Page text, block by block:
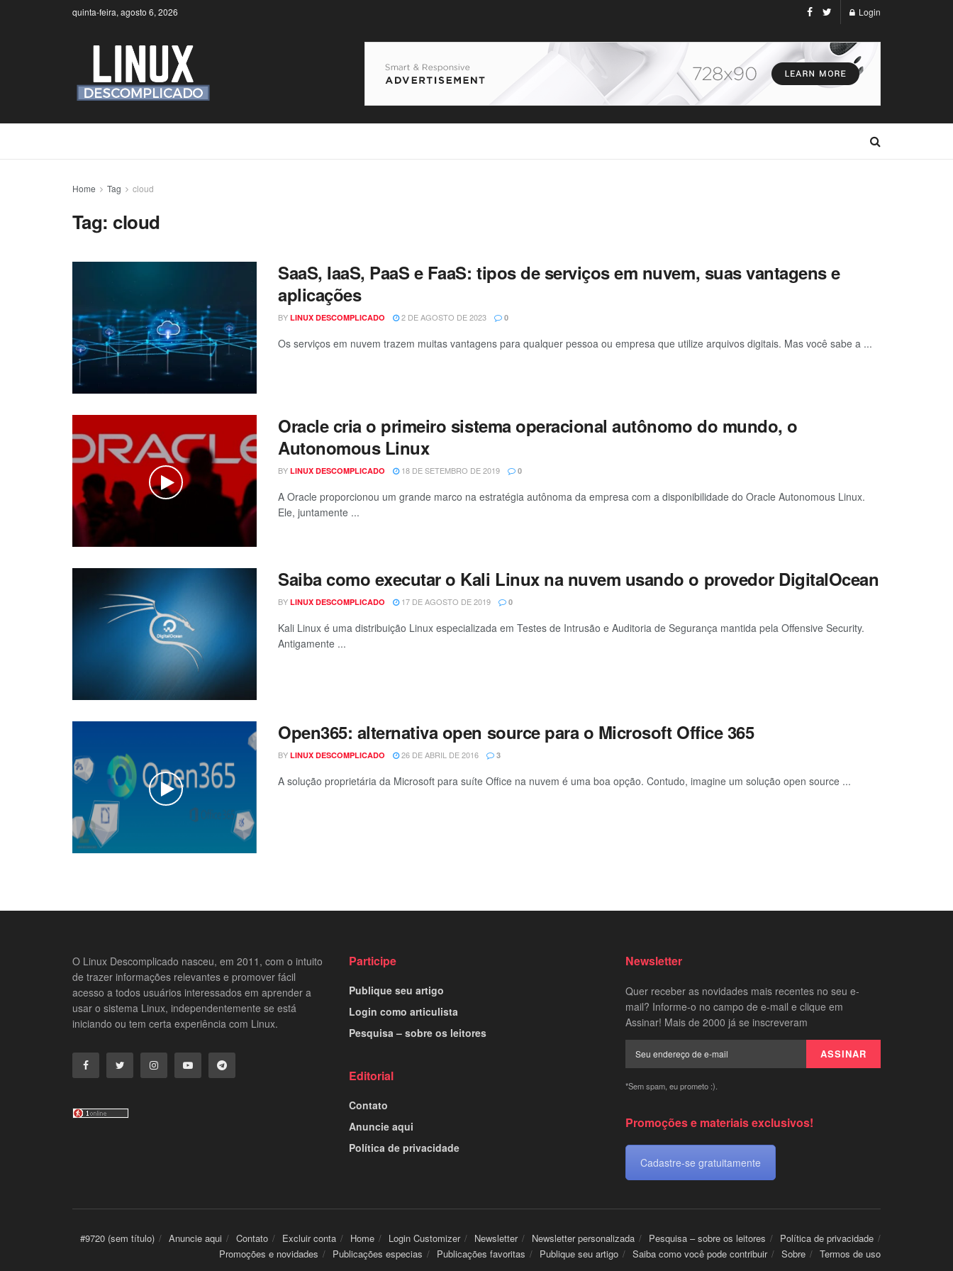
quinta-feira, agosto 6, 2026 Login
Home Tag cloud
Tag: cloud
SaaS, IaaS, PaaS e FaaS: tipos de serviços em nuvem, suas vantagens e
aplicações
BY LINUX DESCOMPLICADO 2 DE AGOSTO DE 2023 0
Os serviços em nuvem trazem muitas vantagens para qualquer pessoa ou empresa que utilize arquivos digitais. Mas você sabe a ...
Oracle cria o primeiro sistema operacional autônomo do mundo, o
Autonomous Linux
BY LINUX DESCOMPLICADO 18 DE SETEMBRO DE 2019 0
A Oracle proporcionou um grande marco na estratégia autônoma da empresa com a disponibilidade do Oracle Autonomous Linux.
Ele, juntamente ...
Saiba como executar o Kali Linux na nuvem usando o provedor DigitalOcean
BY LINUX DESCOMPLICADO 17 DE AGOSTO DE 2019 0
Kali Linux é uma distribuição Linux especializada em Testes de Intrusão e Auditoria de Segurança mantida pela Offensive Security.
Antigamente ...
Open365: alternativa open source para o Microsoft Office 365
BY LINUX DESCOMPLICADO 26 DE ABRIL DE 2016 3
A solução proprietária da Microsoft para suíte Office na nuvem é uma boa opção. Contudo, imagine um solução open source ...
O Linux Descomplicado nasceu, em 2011, com o intuito
de trazer informações relevantes e promover fácil
acesso a todos usuários interessados em aprender a
usar o sistema Linux, independentemente se está
iniciando ou tem certa experiência com Linux.
Participe
Publique seu artigo
Login como articulista
Pesquisa – sobre os leitores
Editorial
Contato
Anuncie aqui
Política de privacidade
Newsletter
Quer receber as novidades mais recentes no seu e-
mail? Informe-o no campo de e-mail e clique em
Assinar! Mais de 2000 já se inscreveram
*Sem spam, eu prometo :).
Promoções e materiais exclusivos!
Cadastre-se gratuitamente
#9720 (sem título) Anuncie aqui Contato Excluir conta Home Login Customizer Newsletter Newsletter personalizada Pesquisa – sobre os leitores
Política de privacidade
Promoções e novidades
Publicações especias Publicações favoritas Publique seu artigo Saiba como você pode contribuir Sobre Termos de uso